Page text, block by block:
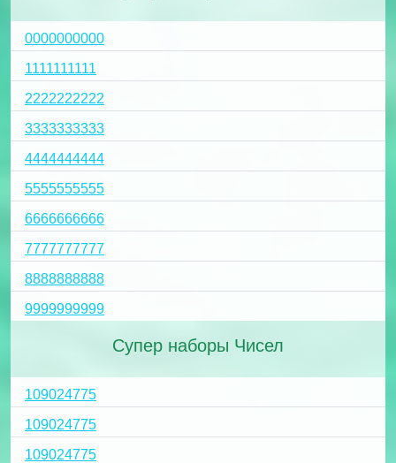
0000000000
1111111111
2222222222
3333333333
4444444444
5555555555
6666666666
7777777777
8888888888
9999999999
Супер наборы Чисел
109024775
109024775
109024775